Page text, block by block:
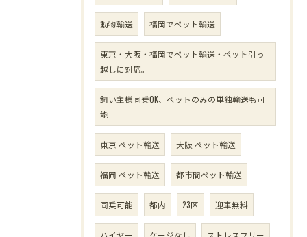
動物輸送 福岡でペット輸送
東京・大阪・福岡でペット輸送・ペット引っ
越しに対応。
飼い主様同乗OK、ペットのみの単独輸送も可
能
東京 ペット輸送 大阪 ペット輸送
福岡 ペット輸送 都市間ペット輸送
同乗可能 都内 23区 迎車無料
ハイヤー ケージなし ストレスフリー